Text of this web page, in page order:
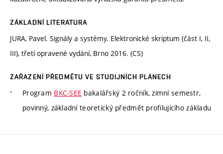
ZÁKLADNÍ LITERATURA
JURA, Pavel. Signály a systémy. Elektronické skriptum (část I, II,
III), třetí opravené vydání, Brno 2016. (CS)
ZAŘAZENÍ PŘEDMĚTU VE STUDIJNÍCH PLÁNECH
Program BKC-SEE bakalářský 2 ročník, zimní semestr,
povinný, základní teoretický předmět profilujícího základu